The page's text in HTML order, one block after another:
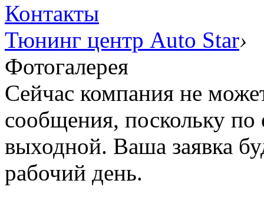
Контакты
Тюнинг центр Auto Star›
Фотогалерея
Сейчас компания не
сообщения, поскольку по
выходной. Ваша заявка
рабочий день.